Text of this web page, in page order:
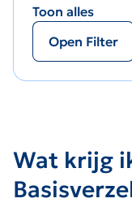
Toon alles
Open Filter
Wat krijg